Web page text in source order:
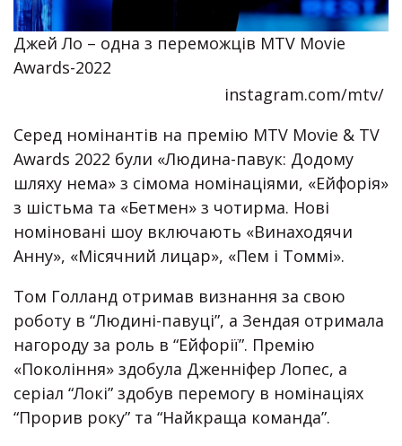
Джей Ло – одна з переможців MTV Movie
Awards-2022
instagram.com/mtv/
Серед номінантів на премію MTV Movie & TV
Awards 2022 були «Людина-павук: Додому
шляху нема» з сімома номінаціями, «Ейфорія»
з шістьма та «Бетмен» з чотирма. Нові
номіновані шоу включають «Винаходячи
Анну», «Місячний лицар», «Пем і Томмі».
Том Голланд отримав визнання за свою
роботу в “Людині-павуці”, а Зендая отримала
нагороду за роль в “Ейфорії”. Премію
«Покоління» здобула Дженніфер Лопес, а
серіал “Локі” здобув перемогу в номінаціях
“Прорив року” та “Найкраща команда”.